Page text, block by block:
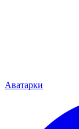
Аватарки